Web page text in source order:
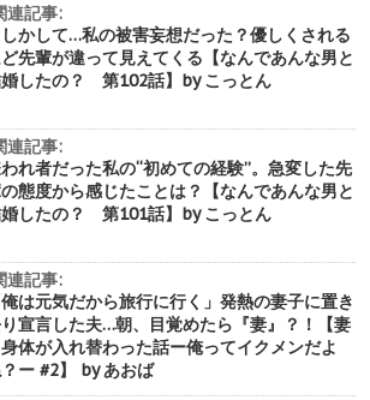
連記事:
しかして…私の被害妄想だった？優しくされる
先輩が違って見えてくる【なんであんな男と
したの？ 第102話】by こっとん
連記事:
れ者だった私の“初めての経験”。急変した先
態度から感じたことは？【なんであんな男と
したの？ 第101話】by こっとん
連記事:
俺は元気だから旅行に行く」発熱の妻子に置き
宣言した夫…朝、目覚めたら『妻』？！【妻
体が入れ替わった話ー俺ってイクメンだよ
ー #2】 by あおば